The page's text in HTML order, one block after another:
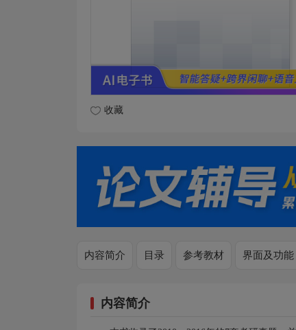
收藏
内容简介 目录 参考教材 界面及功能
内容简介